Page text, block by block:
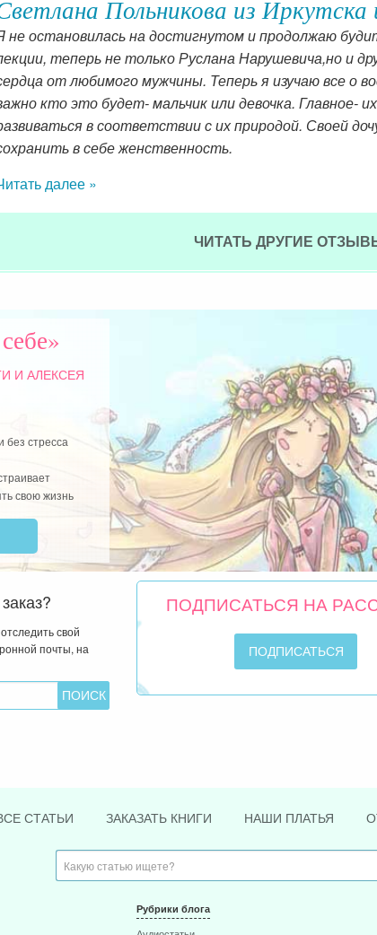
Польникова из
не остановилась на достигнутом и продолжаю
теперь не только Руслана Нарушевича,но и
от любимого мужчины. Теперь я изучаю все о
кто это будет- мальчик или девочка. Главное-
в соответствии с их природой. Своей
в себе женственность.
далее »
ЧИТАТЬ ДРУГИЕ
И АЛЕКСЕЯ
без стресса
свою жизнь
свой
почты, на
ПОДПИСАТЬСЯ НА
СТАТЬИ ЗАКАЗАТЬ КНИГИ НАШИ ПЛАТЬЯ
Рубрики блога